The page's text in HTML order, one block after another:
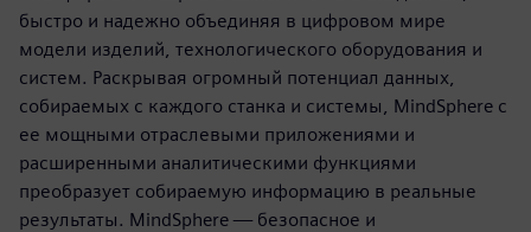
быстро и надежно объединяя в цифровом мире
модели изделий, технологического оборудования и
систем. Раскрывая огромный потенциал данных,
собираемых с каждого станка и системы, MindSphere с
ее мощными отраслевыми приложениями и
расширенными аналитическими функциями
преобразует собираемую информацию в реальные
результаты. MindSphere — безопасное и